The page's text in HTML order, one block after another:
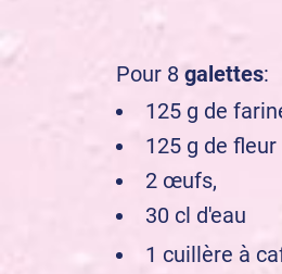
Pour 8 galettes:
125 g de
125 g de
2 œufs,
30 cl d'eau
1 cuillère à